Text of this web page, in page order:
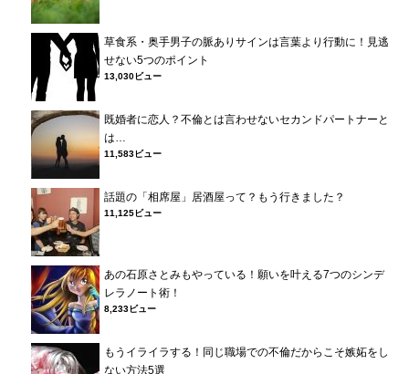
草食系・奥手男子の脈ありサインは言葉より行動に！見逃
せない5つのポイント
13,030ビュー
既婚者に恋人？不倫とは言わせないセカンドパートナーと
は…
11,583ビュー
話題の「相席屋」居酒屋って？もう行きました？
11,125ビュー
あの石原さとみもやっている！願いを叶える7つのシンデ
レラノート術！
8,233ビュー
もうイライラする！同じ職場での不倫だからこそ嫉妬をし
ない方法5選